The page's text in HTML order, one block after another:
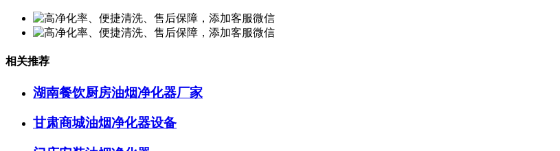
相关推荐
湖南餐饮厨房油烟净化器厂家
甘肃商城油烟净化器设备